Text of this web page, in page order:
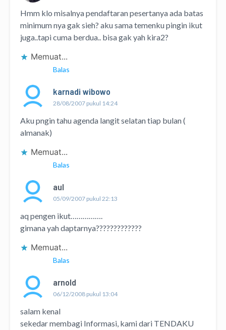
Hmm klo misalnya pendaftaran pesertanya ada batas
minimum nya gak sieh? aku sama temenku pingin ikut
juga..tapi cuma berdua.. bisa gak yah kira2?
Memuat...
Balas
karnadi wibowo
28/08/2007 pukul 14:24
Aku pngin tahu agenda langit selatan tiap bulan (
almanak)
Memuat...
Balas
aul
05/09/2007 pukul 22:13
aq pengen ikut…………….
gimana yah daptarnya?????????????
Memuat...
Balas
arnold
06/12/2008 pukul 13:04
salam kenal
sekedar membagi Informasi, kami dari TENDAKU